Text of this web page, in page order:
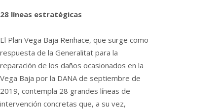
28 líneas estratégicas
El Plan Vega Baja Renhace, que surge como
respuesta de la Generalitat para la
reparación de los daños ocasionados en la
Vega Baja por la DANA de septiembre de
2019, contempla 28 grandes líneas de
intervención concretas que, a su vez,